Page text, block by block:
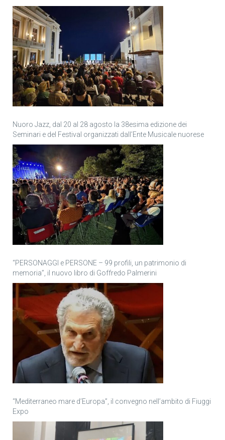
Nuoro Jazz, dal 20 al 28 agosto la 38esima edizione dei
Seminari e del Festival organizzati dall’Ente Musicale nuorese
“PERSONAGGI e PERSONE – 99 profili, un patrimonio di
memoria”, il nuovo libro di Goffredo Palmerini
“Mediterraneo mare d’Europa”, il convegno nell’ambito di Fiuggi
Expo